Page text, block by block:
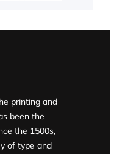
printing and
been the
the 1500s,
of type and